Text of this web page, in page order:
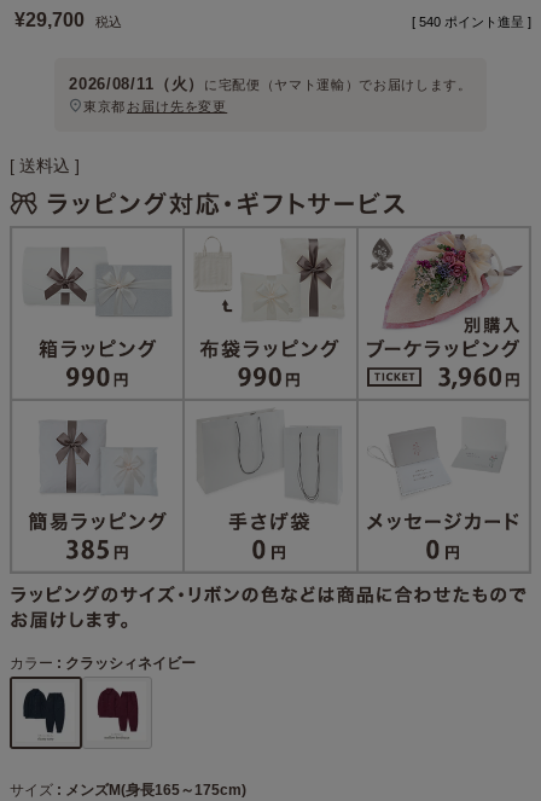
¥29,700 税込 [ 540 ポイント進呈 ]
2026/08/11（火） に 宅配便（ヤマト運輸） でお届けします。
東京都 お届け先を変更
送料込
サイズ メンズM(身長165～175cm)
カラー クラッシィネイビー